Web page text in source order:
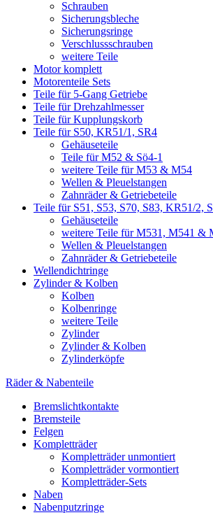
Schrauben
Sicherungsbleche
Sicherungsringe
Verschlussschrauben
weitere Teile
Motor komplett
Motorenteile Sets
Teile für 5-Gang Getriebe
Teile für Drehzahlmesser
Teile für Kupplungskorb
Teile für S50, KR51/1, SR4
Gehäuseteile
Teile für M52 & Sö4-1
weitere Teile für M53 & M54
Wellen & Pleuelstangen
Zahnräder & Getriebeteile
Teile für S51, S53, S70, S83, KR51/2,
Gehäuseteile
weitere Teile für M531, M541 &
Wellen & Pleuelstangen
Zahnräder & Getriebeteile
Wellendichtringe
Zylinder & Kolben
Kolben
Kolbenringe
weitere Teile
Zylinder
Zylinder & Kolben
Zylinderköpfe
Räder & Nabenteile
Bremslichtkontakte
Bremsteile
Felgen
Kompletträder
Kompletträder unmontiert
Kompletträder vormontiert
Kompletträder-Sets
Naben
Nabenputzringe